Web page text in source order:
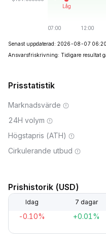
Senast uppdaterad: 2026-08-07
Ansvarsfriskrivning: Tidigare resultat
Prisstatistik
Marknadsvärde
24H volym
Högstapris (ATH)
Cirkulerande utbud
Prishistorik (USD)
Idag 7 dagar
-0.10% +0.01%